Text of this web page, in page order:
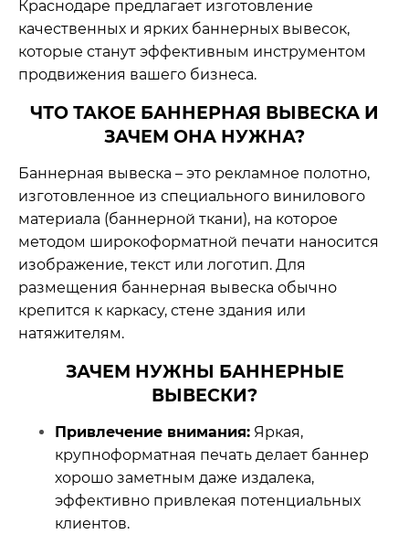
Краснодаре предлагает изготовление
качественных и ярких баннерных вывесок,
которые станут эффективным инструментом
продвижения вашего бизнеса.
ЧТО ТАКОЕ БАННЕРНАЯ ВЫВЕСКА И
ЗАЧЕМ ОНА НУЖНА?
Баннерная вывеска – это рекламное полотно,
изготовленное из специального винилового
материала (баннерной ткани), на которое
методом широкоформатной печати наносится
изображение, текст или логотип. Для
размещения баннерная вывеска обычно
крепится к каркасу, стене здания или
натяжителям.
ЗАЧЕМ НУЖНЫ БАННЕРНЫЕ
ВЫВЕСКИ?
Привлечение внимания: Яркая,
крупноформатная печать делает баннер
хорошо заметным даже издалека,
эффективно привлекая потенциальных
клиентов.